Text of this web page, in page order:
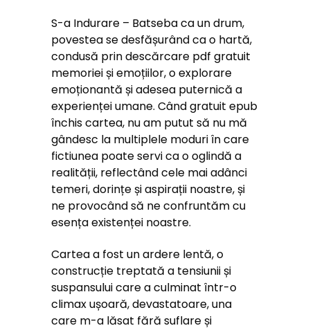
S-a Indurare – Batseba ca un drum,
povestea se desfășurând ca o hartă,
condusă prin descărcare pdf gratuit
memoriei și emoțiilor, o explorare
emoționantă și adesea puternică a
experienței umane. Când gratuit epub
închis cartea, nu am putut să nu mă
gândesc la multiplele moduri în care
fictiunea poate servi ca o oglindă a
realității, reflectând cele mai adânci
temeri, dorințe și aspirații noastre, și
ne provocând să ne confruntăm cu
esența existenței noastre.
Cartea a fost un ardere lentă, o
construcție treptată a tensiunii și
suspansului care a culminat într-o
climax ușoară, devastatoare, una
care m-a lăsat fără suflare și